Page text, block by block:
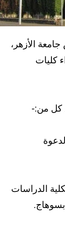
الأزهر،
كليات
كل من:-
الدراسات
بسوهاج.